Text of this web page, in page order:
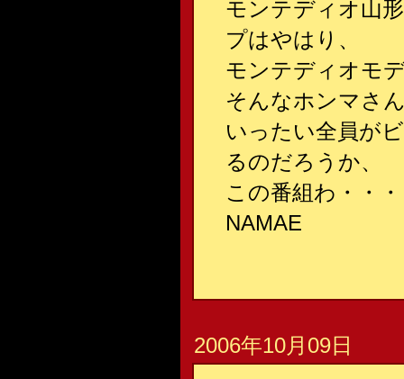
モンテディオ山
プはやはり、
モンテディオモ
そんなホンマさ
いったい全員が
るのだろうか、
この番組わ・・
NAMAE
2006年10月09日